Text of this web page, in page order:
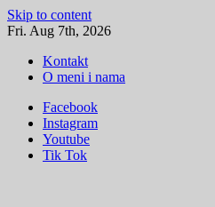
Skip to content
Fri. Aug 7th, 2026
Kontakt
O meni i nama
Facebook
Instagram
Youtube
Tik Tok